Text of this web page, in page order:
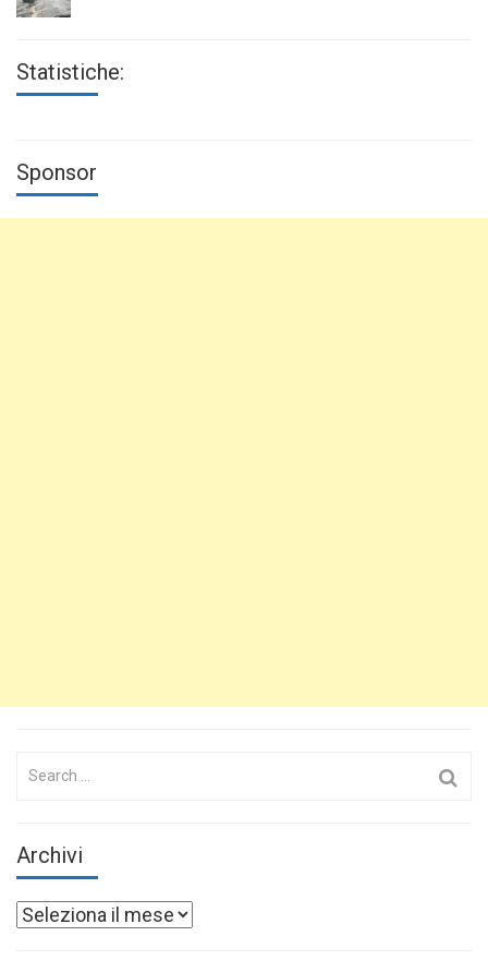
Statistiche:
Sponsor
Search
Archivi
Archivi